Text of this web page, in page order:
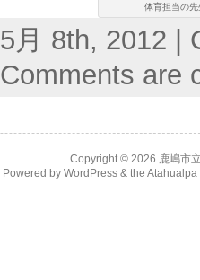
体育担当の
5月 8th, 2012 |
Comments are
Copyright © 2026 鹿嶋市
Powered by WordPress& the Atahualpa